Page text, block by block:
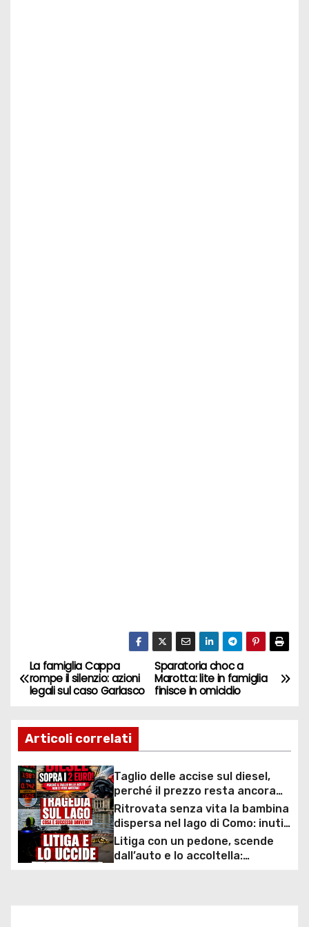
N
a
v
i
g
a
z
Sparatoria choc a
Marotta: lite in famiglia
finisce in omicidio
La famiglia Cappa
rompe il silenzio: azioni
legali sul caso Garlasco
Articoli correlati
Taglio delle accise sul diesel,
perché il prezzo resta ancora
sopra i 2 euro nonostante lo
sconto deciso dal Governo
Ritrovata senza vita la bambina
dispersa nel lago di Como: inutili
ore di ricerche dei
sommozzatori
Litiga con un pedone, scende
dall’auto e lo accoltella: